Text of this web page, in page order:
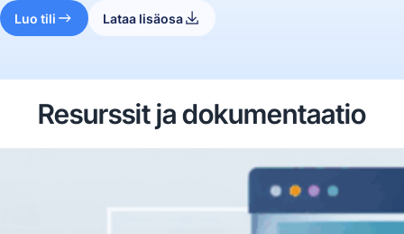
Luo tili Lataa lisäosa
Resurssit ja dokumentaatio